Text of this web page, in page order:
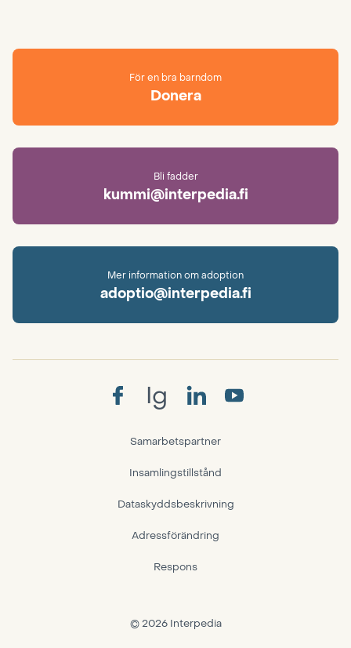
För en bra barndom
Donera
Bli fadder
kummi@interpedia.fi
Mer information om adoption
adoptio@interpedia.fi
Ig
Samarbetspartner
Insamlingstillstånd
Dataskyddsbeskrivning
Adressförändring
Respons
© 2026 Interpedia